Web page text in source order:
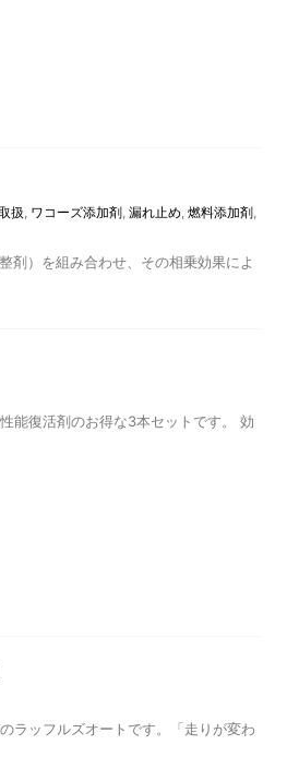
扱, ワコーズ添加剤, 漏れ止め, 燃料添加剤,
）を組み合わせ、その相乗効果によ
能復活剤のお得な3本セットです。 効
ッフルズオートです。「走りが変わ